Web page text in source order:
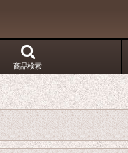
商品検索